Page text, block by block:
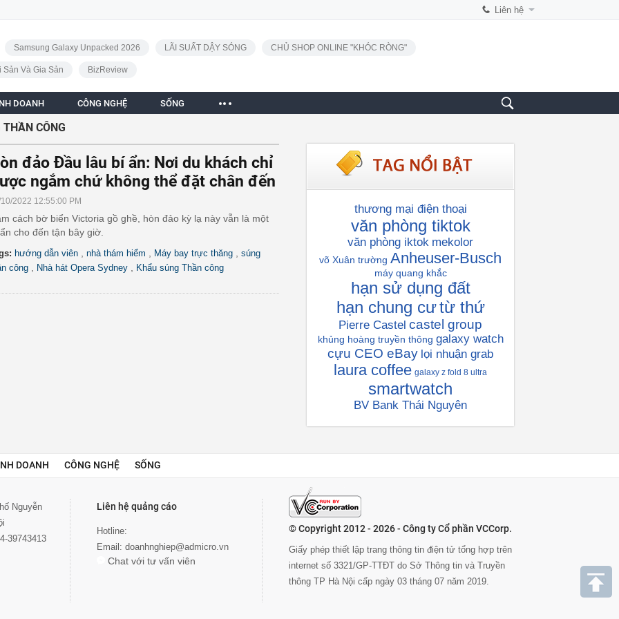
Liên hệ
Samsung Galaxy Unpacked 2026 LÃI SUẤT DẬY SÓNG CHỦ SHOP ONLINE "KHÓC RÒNG"
Sản Và Gia Sản BizReview
DOANH CÔNG NGHỆ SỐNG
CÔNG
đảo Đầu lâu bí ẩn: Nơi du khách chỉ
ngắm chứ không thể đặt chân đến
2022 12:55:00 PM
cách bờ biển Victoria gồ ghề, hòn đảo kỳ lạ này vẫn là một
cho đến tận bây giờ.
hướng dẫn viên nhà thám hiểm Máy bay trực thăng
súng
công
Nhà hát Opera Sydney Khẩu súng Thần công
thương mại điện thoại
văn phòng tiktok
văn phòng iktok mekolor
võ Xuân trường Anheuser-Busch
máy quang khắc
hạn sử dụng đất
hạn chung cưtừ thứ
Pierre Castel castel group
khủng hoàng truyền thông galaxy watch
cựu CEO eBay lọi nhuận grab
laura coffee galaxy z fold 8 ultra
smartwatch
BV Bank Thái Nguyên
DOANH CÔNG NGHỆ SỐNG
Nguyễn
39743413
Liên hệ quảng cáo
Hotline:
Email: doanhnghiep@admicro.vn
Chat với tư vấn viên
© Copyright 2012 - 2026 - Công ty Cổ phần VCCorp.
Giấy phép thiết lập trang thông tin điện tử tổng hợp trên
internet số 3321/GP-TTĐT do Sở Thông tin và Truyền
thông TP Hà Nội cấp ngày 03 tháng 07 năm 2019.